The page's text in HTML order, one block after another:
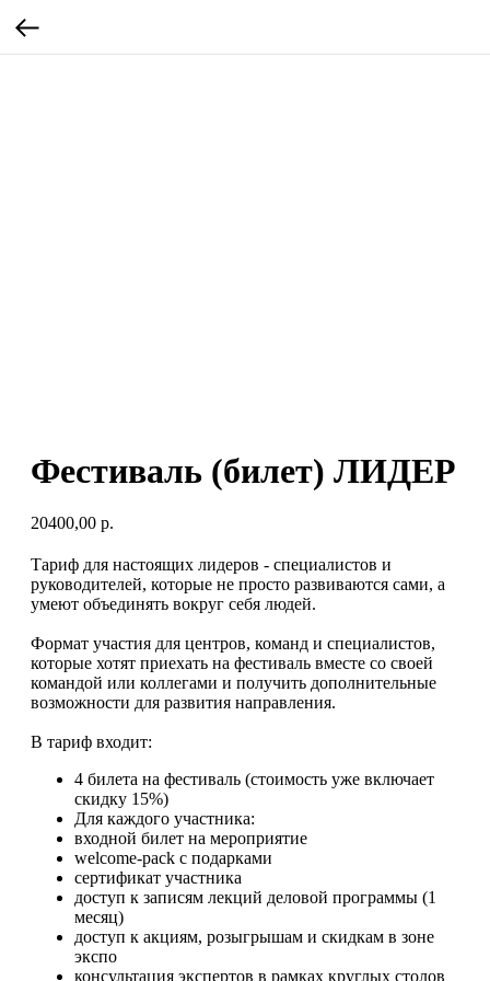
Фестиваль (билет) ЛИДЕР
20400,00 р.
Тариф для настоящих лидеров - специалистов и
руководителей, которые не просто развиваются сами, а
умеют объединять вокруг себя людей.
Формат участия для центров, команд и специалистов,
которые хотят приехать на фестиваль вместе со своей
командой или коллегами и получить дополнительные
возможности для развития направления.
В тариф входит:
4 билета на фестиваль (стоимость уже включает
скидку 15%)
Для каждого участника:
входной билет на мероприятие
welсome-pack с подарками
сертификат участника
доступ к записям лекций деловой программы (1
месяц)
доступ к акциям, розыгрышам и скидкам в зоне
экспо
консультация экспертов в рамках круглых столов